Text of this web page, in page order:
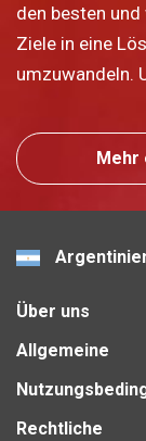
den besten
Ziele in eine
umzuwandeln.
Mehr
Über uns
Allgemeine
Rechtliche